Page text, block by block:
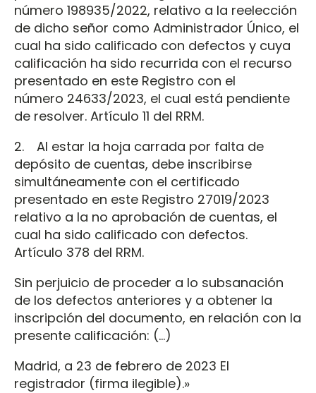
número 198935/2022, relativo a la reelección
de dicho señor como Administrador Único, el
cual ha sido calificado con defectos y cuya
calificación ha sido recurrida con el recurso
presentado en este Registro con el
número 24633/2023, el cual está pendiente
de resolver. Artículo 11 del RRM.
2. Al estar la hoja carrada por falta de
depósito de cuentas, debe inscribirse
simultáneamente con el certificado
presentado en este Registro 27019/2023
relativo a la no aprobación de cuentas, el
cual ha sido calificado con defectos.
Artículo 378 del RRM.
Sin perjuicio de proceder a lo subsanación
de los defectos anteriores y a obtener la
inscripción del documento, en relación con la
presente calificación: (…)
Madrid, a 23 de febrero de 2023 El
registrador (firma ilegible).»